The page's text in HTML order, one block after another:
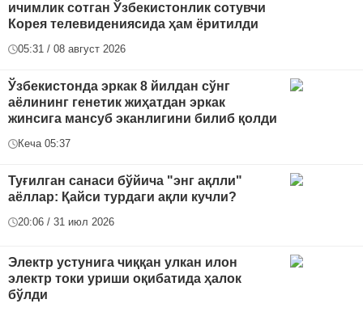
ичимлик сотган Ўзбекистонлик сотувчи
Корея телевидениясида ҳам ёритилди
05:31 / 08 август 2026
Ўзбекистонда эркак 8 йилдан сўнг
аёлининг генетик жиҳатдан эркак
жинсига мансуб эканлигини билиб қолди
Кеча 05:37
Туғилган санаси бўйича "энг ақлли"
аёллар: Қайси турдаги ақли кучли?
20:06 / 31 июл 2026
Электр устунига чиққан улкан илон
электр токи уриши оқибатида ҳалок
бўлди